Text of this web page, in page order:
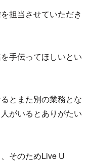
担当させていただき
手伝ってほしいとい
とまた別の業務とな
がいるとありがたい
そのためLive U